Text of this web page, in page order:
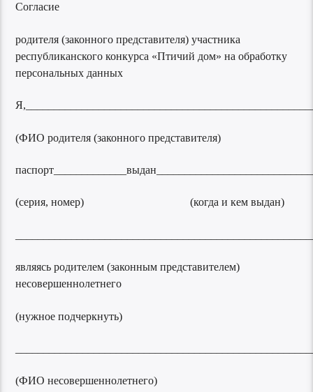
Согласие
родителя (законного представителя) участника
республиканского конкурса «Птичий дом» на обработку
персональных данных
(ФИО родителя (законного представителя)
(серия, номер) (когда и кем выдан)
являясь родителем (законным представителем)
несовершеннолетнего
(нужное подчеркнуть)
(ФИО несовершеннолетнего)